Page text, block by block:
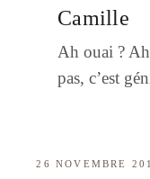
Camille
Ah ouai ?
pas, c’est
26 NOVEMBRE